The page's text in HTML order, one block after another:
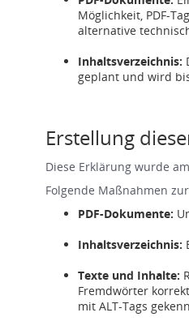
Möglichkeit, PDF-
alternative
Inhaltsverzeichnis:
geplant und wird
Erstellung
Diese Erklärung wurde am
Folgende Maßnahmen
PDF-Dokumente:
Inhaltsverzeichnis:
Texte und Inhalte:
Fremdwörter
mit ALT-Tags